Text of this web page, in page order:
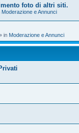
foto di altri siti.
Moderazione e Annunci
in Moderazione e Annunci